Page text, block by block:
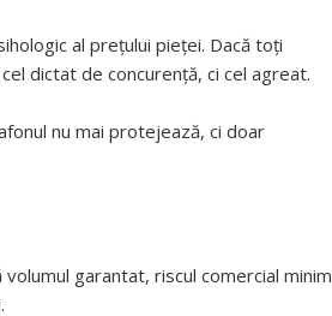
al prețului pieței. Dacă toți
dictat de concurență, ci cel agreat.
nu mai protejează, ci doar
garantat, riscul comercial minim